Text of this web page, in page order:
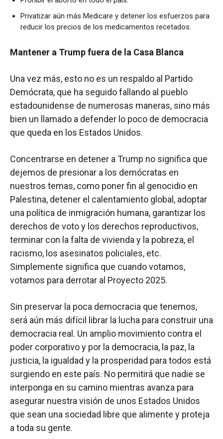
Privatizar aún más Medicare y detener los esfuerzos para
reducir los precios de los medicamentos recetados.
Mantener a Trump fuera de la Casa Blanca
Una vez más, esto no es un respaldo al Partido
Demócrata, que ha seguido fallando al pueblo
estadounidense de numerosas maneras, sino más
bien un llamado a defender lo poco de democracia
que queda en los Estados Unidos.
Concentrarse en detener a Trump no significa que
dejemos de presionar a los demócratas en
nuestros temas, como poner fin al genocidio en
Palestina, detener el calentamiento global, adoptar
una política de inmigración humana, garantizar los
derechos de voto y los derechos reproductivos,
terminar con la falta de vivienda y la pobreza, el
racismo, los asesinatos policiales, etc.
Simplemente significa que cuando votamos,
votamos para derrotar al Proyecto 2025.
Sin preservar la poca democracia que tenemos,
será aún más difícil librar la lucha para construir una
democracia real. Un amplio movimiento contra el
poder corporativo y por la democracia, la paz, la
justicia, la igualdad y la prosperidad para todos está
surgiendo en este país. No permitirá que nadie se
interponga en su camino mientras avanza para
asegurar nuestra visión de unos Estados Unidos
que sean una sociedad libre que alimente y proteja
a toda su gente.